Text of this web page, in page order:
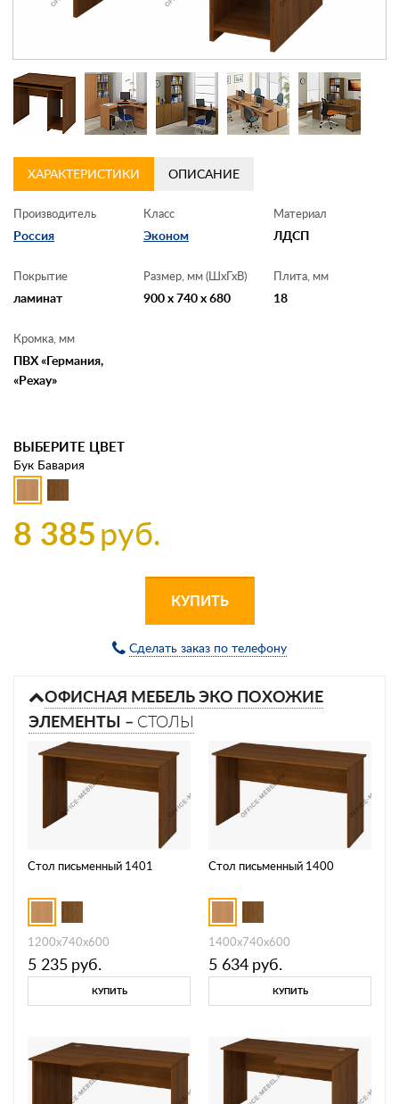
Контакты
Заказать обратный звонок
ХАРАКТЕРИСТИКИ ОПИСАНИЕ
Производитель
Россия
Класс
Эконом
Материал
ЛДСП
Покрытие
ламинат
Размер, мм (ШхГхВ)
900 x 740 x 680
Плита, мм
18
Кромка, мм
ПВХ «Германия,
«Рехау»
ВЫБЕРИТЕ ЦВЕТ
Бук Бавария
8 385руб.
КУПИТЬ
Сделать заказ по телефону
ОФИСНАЯ МЕБЕЛЬ ЭКО ПОХОЖИЕ
ЭЛЕМЕНТЫ – СТОЛЫ
Стол письменный 1401
1200х740х600
5 235 руб.
КУПИТЬ
Стол письменный 1400
1400х740х600
5 634 руб.
КУПИТЬ